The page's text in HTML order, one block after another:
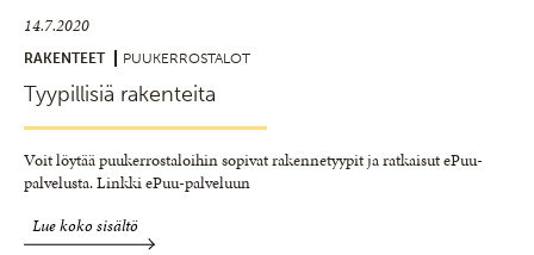
14.7.2020
RAKENTEET PUUKERROSTALOT
Tyypillisiä rakenteita
Voit löytää puukerrostaloihin sopivat rakennetyypit ja ratkaisut ePuu-
palvelusta. Linkki ePuu-palveluun
Lue koko sisältö